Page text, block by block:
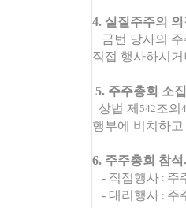
4. 실질주주의
금번 당사의 주
직접 행사하시
5. 주주총회 소
상법 제 542조의 4
행부에 비치하
6. 주주총회 참
- 직접행사 : 주
- 대리행사 : 주